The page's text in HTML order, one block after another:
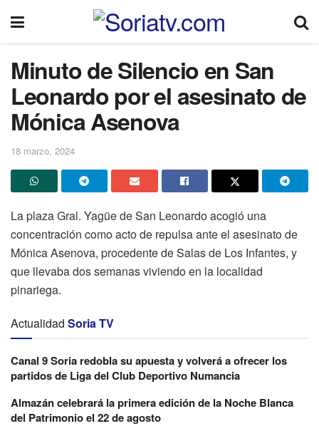
Minuto de Silencio en San
Leonardo por el asesinato de
Mónica Asenova
18 marzo, 2024
La plaza Gral. Yagüe de San Leonardo acogió una
concentración como acto de repulsa ante el asesinato de
Mónica Asenova, procedente de Salas de Los Infantes, y
que llevaba dos semanas viviendo en la localidad
pinariega.
Actualidad Soria TV
Canal 9 Soria redobla su apuesta y volverá a ofrecer los
partidos de Liga del Club Deportivo Numancia
Almazán celebrará la primera edición de la Noche Blanca
del Patrimonio el 22 de agosto